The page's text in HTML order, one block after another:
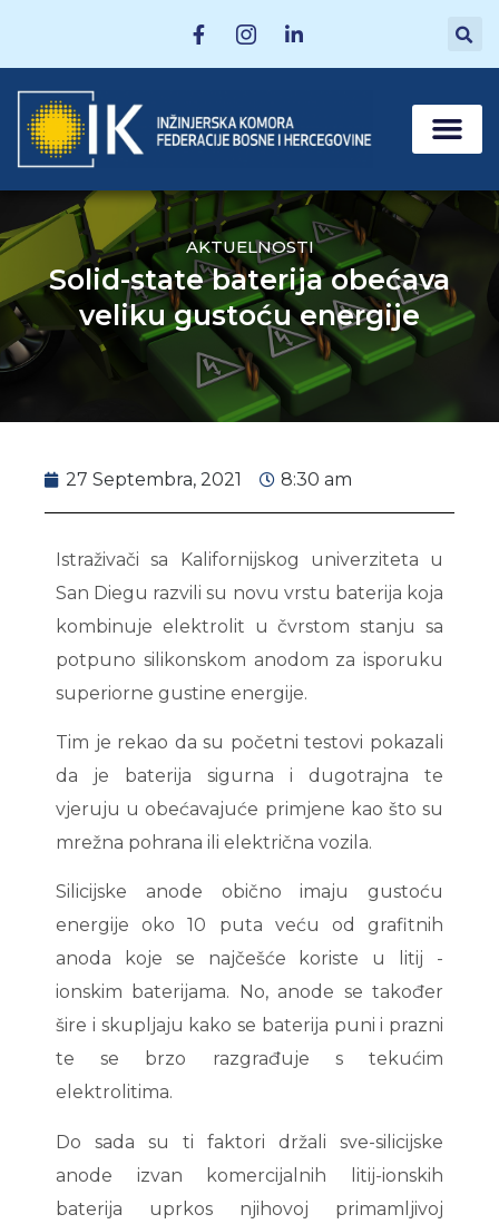
AKTUELNOSTI
Solid-state baterija obećava
veliku gustoću energije
27 Septembra, 2021 8:30 am
Istraživači sa Kalifornijskog univerziteta u
San Diegu razvili su novu vrstu baterija koja
kombinuje elektrolit u čvrstom stanju sa
potpuno silikonskom anodom za isporuku
superiorne gustine energije.
Tim je rekao da su početni testovi pokazali
da je baterija sigurna i dugotrajna te
vjeruju u obećavajuće primjene kao što su
mrežna pohrana ili električna vozila.
Silicijske anode obično imaju gustoću
energije oko 10 puta veću od grafitnih
anoda koje se najčešće koriste u litij -
ionskim baterijama. No, anode se također
šire i skupljaju kako se baterija puni i prazni
te se brzo razgrađuje s tekućim
elektrolitima.
Do sada su ti faktori držali sve-silicijske
anode izvan komercijalnih litij-ionskih
baterija uprkos njihovoj primamljivoj